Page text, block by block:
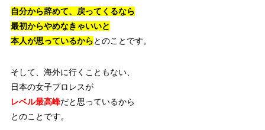
自分から辞めて、戻ってくるなら
最初からやめなきゃいいと
本人が思っているからとのことです。
そして、海外に行くこともない、
日本の女子プロレスが
レベル最高峰だと思っているから
とのことです。